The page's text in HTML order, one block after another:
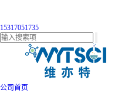
15317051735
公司首页